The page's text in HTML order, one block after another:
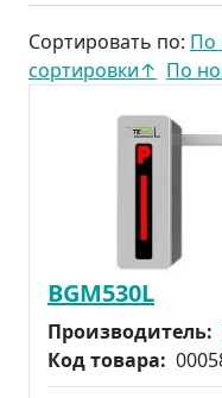
Сортировать по: По
сортировки↑ По
BGM530L
Производитель:
Код товара: